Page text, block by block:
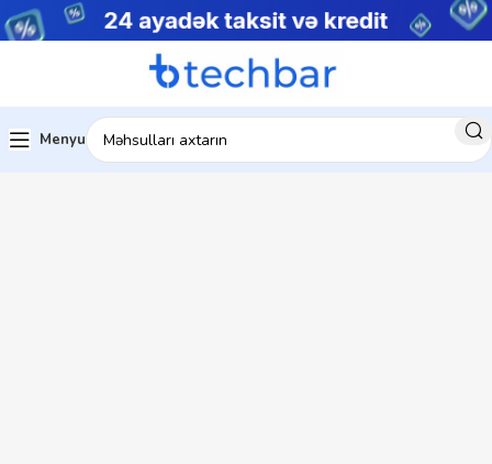
Menyu